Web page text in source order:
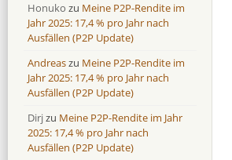
Honuko zu Meine P2P-Rendite im
Jahr 2025: 17,4 % pro Jahr nach
Ausfällen (P2P Update)
Andreaszu Meine P2P-Rendite im
Jahr 2025: 17,4 % pro Jahr nach
Ausfällen (P2P Update)
Dirjzu Meine P2P-Rendite im Jahr
2025: 17,4 % pro Jahr nach
Ausfällen (P2P Update)